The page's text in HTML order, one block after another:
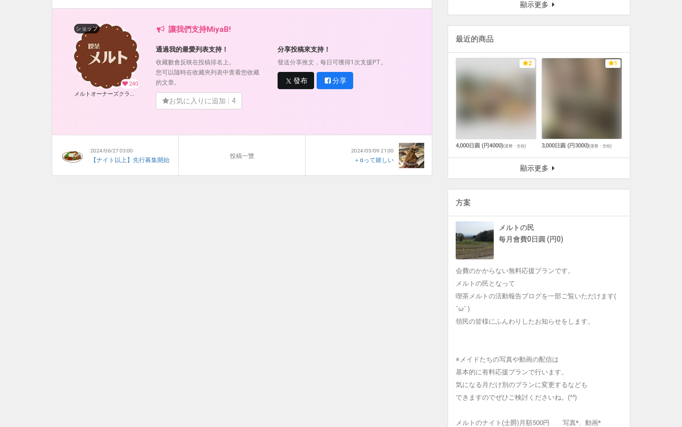
240
ショップ
メルトオーナーズクラブ (MiyaB)
讓我們支持MiyaB!
通過我的最愛列表支持！
收藏數會反映在投稿排名上。
您可以隨時在收藏夾列表中查看您收藏
的文章。
お気に入りに追加 4
分享投稿來支持！
發送分享推文，每日可獲得1次支援PT。
發布 分享
2024/06/27 03:00
【ナイト以上】先行募集開始
投稿一覽
2024/05/09 21:00
＋αって嬉しい
顯示更多
最近的商品
2
4,000日圓 (円4000)(運費・含稅)
1
3,000日圓 (円3000)(運費・含稅)
顯示更多
方案
メルトの民
每月會費0日圓 (円0)
会費のかからない無料応援プランです。
メルトの民となって
喫茶メルトの活動報告ブログを一部ご覧いただけます(
˘ω˘ )
領民の皆様にふんわりしたお知らせをします。
※メイドたちの写真や動画の配信は
基本的に有料応援プランで行います。
気になる月だけ別のプランに変更するなども
できますのでぜひご検討くださいね。(^^)
メルトのナイト(士爵)月額500円 写真*、動画*